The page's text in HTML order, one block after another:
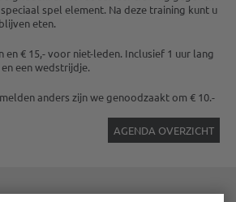
spel element. Na deze training kunt u
eten.
en € 15,- voor niet-leden. Inclusief 1 uur lang
een wedstrijdje.
anders zijn we genoodzaakt om € 10.-
AGENDA OVERZICHT